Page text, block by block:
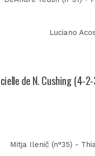
Luciano
de N. Cushing (4-
Mitja Ilenič (n°35) -